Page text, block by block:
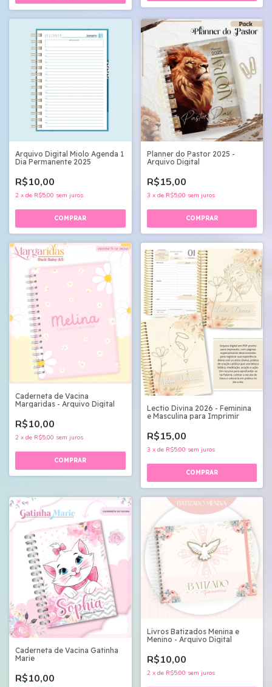
Arquivo Digital Miolo Agenda 1
Dia Permanente 2025
R$10,00
2 x de R$5,00 sem juros
Planner do Pastor 2025 -
Arquivo Digital
R$15,00
3 x de R$5,00 sem juros
Caderneta de Vacina
Margaridas - Arquivo Digital
R$10,00
2 x de R$5,00 sem juros
Lectio Divina 2026 - Feminina
e Masculina para Imprimir
R$15,00
3 x de R$5,00 sem juros
Caderneta de Vacina Gatinha
Marie
R$10,00
Livros Batizados Menina e
Menino - Arquivo Digital
R$10,00
2 x de R$5,00 sem juros